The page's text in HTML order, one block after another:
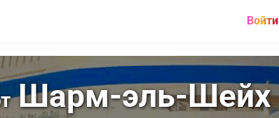
Войти
Шарм-эль-Шейх